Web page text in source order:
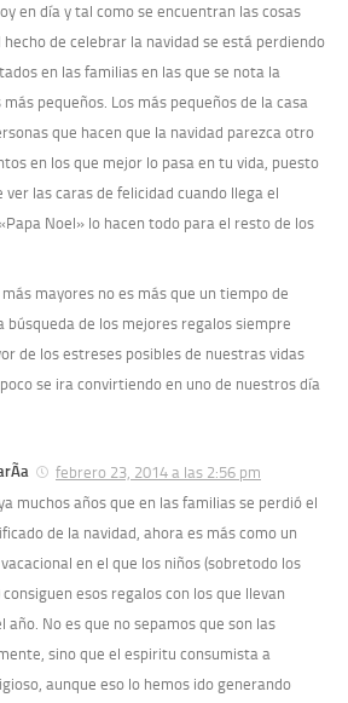
en dí­a y tal como se encuentran las cosas
de celebrar la navidad se está perdiendo
en las familias en las que se nota la
pequeños. Los más pequeños de la casa
que hacen que la navidad parezca otro
en los que mejor lo pasa en tu vida, puesto
ver las caras de felicidad cuando llega el
Noel» lo hacen todo para el resto de los
mayores no es más que un tiempo de
búsqueda de los mejores regalos siempre
de los estreses posibles de nuestras vidas
se ira convirtiendo en uno de nuestros dí­a
febrero 23, 2014 a las 2:56 pm
muchos años que en las familias se perdió el
de la navidad, ahora es más como un
en el que los niños (sobretodo los
esos regalos con los que llevan
año. No es que no sepamos que son las
sino que el espiritu consumista a
aunque eso lo hemos ido generando